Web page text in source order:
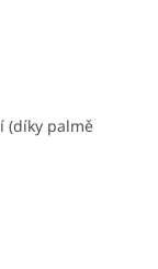
(díky palmě